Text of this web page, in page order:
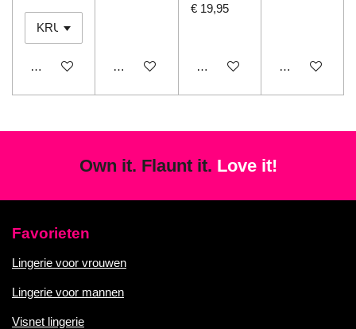
In winkelwagen In winkelwagen
€ 19,95
In winkelwagen In
Own it. Flaunt it. Love it!
Favorieten
Lingerie voor vrouwen
Lingerie voor mannen
Visnet lingerie